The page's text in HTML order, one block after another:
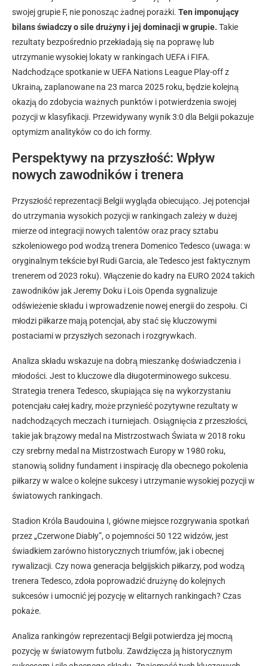
swojej grupie F, nie ponosząc żadnej porażki. Ten imponujący
bilans świadczy o sile drużyny i jej dominacji w grupie. Takie
rezultaty bezpośrednio przekładają się na poprawę lub
utrzymanie wysokiej lokaty w rankingach UEFA i FIFA.
Nadchodzące spotkanie w UEFA Nations League Play-off z
Ukrainą, zaplanowane na 23 marca 2025 roku, będzie kolejną
okazją do zdobycia ważnych punktów i potwierdzenia swojej
pozycji w klasyfikacji. Przewidywany wynik 3:0 dla Belgii pokazuje
optymizm analityków co do ich formy.
Perspektywy na przyszłość: Wpływ
nowych zawodników i trenera
Przyszłość reprezentacji Belgii wygląda obiecująco. Jej potencjał
do utrzymania wysokich pozycji w rankingach zależy w dużej
mierze od integracji nowych talentów oraz pracy sztabu
szkoleniowego pod wodzą trenera Domenico Tedesco (uwaga: w
oryginalnym tekście był Rudi Garcia, ale Tedesco jest faktycznym
trenerem od 2023 roku). Włączenie do kadry na EURO 2024 takich
zawodników jak Jeremy Doku i Lois Openda sygnalizuje
odświeżenie składu i wprowadzenie nowej energii do zespołu. Ci
młodzi piłkarze mają potencjał, aby stać się kluczowymi
postaciami w przyszłych sezonach i rozgrywkach.
Analiza składu wskazuje na dobrą mieszankę doświadczenia i
młodości. Jest to kluczowe dla długoterminowego sukcesu.
Strategia trenera Tedesco, skupiająca się na wykorzystaniu
potencjału całej kadry, może przynieść pozytywne rezultaty w
nadchodzących meczach i turniejach. Osiągnięcia z przeszłości,
takie jak brązowy medal na Mistrzostwach Świata w 2018 roku
czy srebrny medal na Mistrzostwach Europy w 1980 roku,
stanowią solidny fundament i inspirację dla obecnego pokolenia
piłkarzy w walce o kolejne sukcesy i utrzymanie wysokiej pozycji w
światowych rankingach.
Stadion Króla Baudouina I, główne miejsce rozgrywania spotkań
przez „Czerwone Diabły”, o pojemności 50 122 widzów, jest
świadkiem zarówno historycznych triumfów, jak i obecnej
rywalizacji. Czy nowa generacja belgijskich piłkarzy, pod wodzą
trenera Tedesco, zdoła poprowadzić drużynę do kolejnych
sukcesów i umocnić jej pozycję w elitarnych rankingach? Czas
pokaże.
Analiza rankingów reprezentacji Belgii potwierdza jej mocną
pozycję w światowym futbolu. Zawdzięcza ją historycznym